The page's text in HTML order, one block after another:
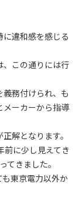
に違和感を感じる
、この通りには行
務付けられ、も
メーカーから指導
解となります。
前に少し見えてき
てきました。
東京電力以外か